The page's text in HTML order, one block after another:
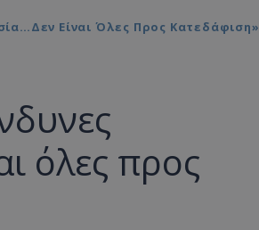
Είναι Όλες Προς Κατεδάφιση»
όλες προς